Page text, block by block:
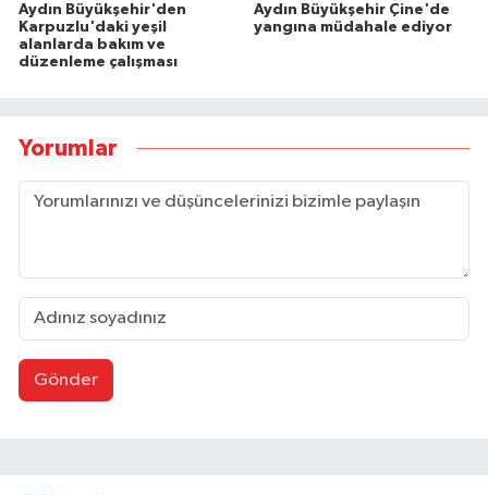
Aydın Büyükşehir'den
Karpuzlu'daki yeşil
alanlarda bakım ve
düzenleme çalışması
Aydın Büyükşehir Çine'de
yangına müdahale ediyor
Yorumlar
Gönder